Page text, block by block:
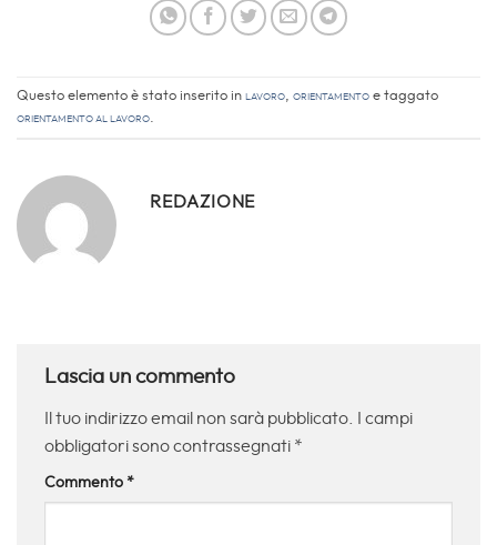
Questo elemento è stato inserito in Lavoro Orientamento e taggato
Orientamento al Lavoro
REDAZIONE
Lascia un commento
Il tuo indirizzo email non sarà pubblicato.
I campi
obbligatori sono contrassegnati *
Commento *